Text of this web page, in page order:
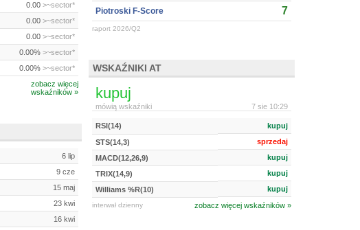
0.00 >~sector*
0.00 >~sector*
0.00 >~sector*
0.00% >~sector*
0.00% >~sector*
zobacz więcej
wskaźników »
Piotroski F-Score 7
raport 2026/Q2
WSKAŹNIKI AT
kupuj
7 sie 10:29
mówią wskaźniki
RSI(14)
kupuj
STS(14,3)
sprzedaj
MACD(12,26,9)
kupuj
TRIX(14,9)
kupuj
Williams %R(10)
kupuj
interwał dzienny zobacz więcej wskaźników »
6 lip
9 cze
15 maj
23 kwi
16 kwi